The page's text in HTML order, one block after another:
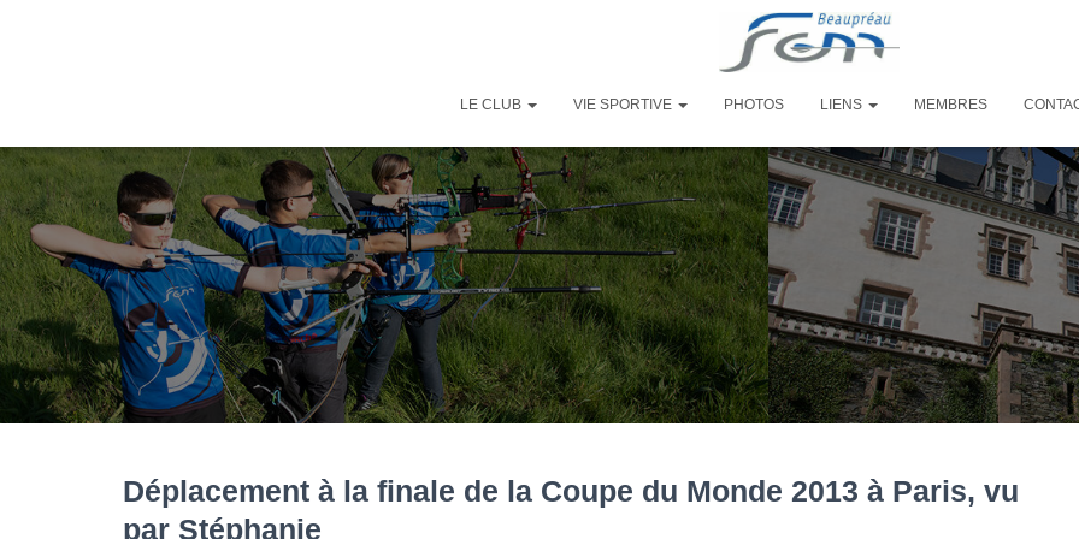
LE CLUB VIE SPORTIVE PHOTOS LIENS MEMBRES
Déplacement à la finale de la Coupe du Monde 2013 à Paris, vu
par Stéphanie